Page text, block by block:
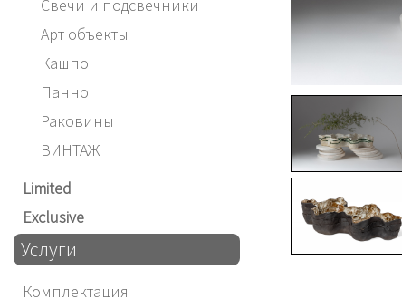
Свечи и подсвечники
Арт объекты
Кашпо
Панно
Раковины
ВИНТАЖ
Limited
Exclusive
Услуги
Комплектация